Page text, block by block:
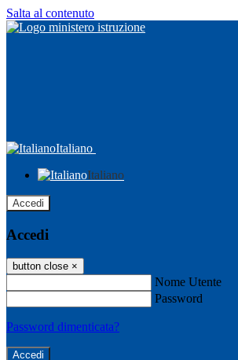
Salta al contenuto
Italiano
Italiano
Accedi
Accedi
button close ×
Nome Utente
Password
Password dimenticata?